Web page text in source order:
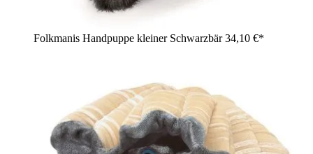
Folkmanis Handpuppe kleiner Schwarzbär34,10 €*